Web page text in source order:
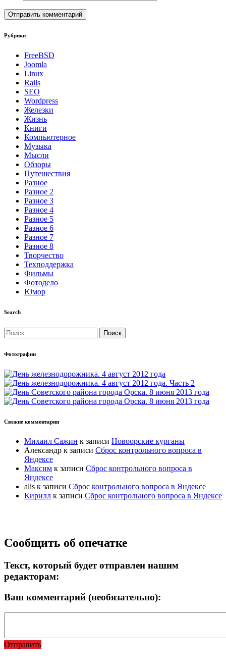
Рубрики
FreeBSD
Joomla
Linux
Rails
SEO
Wordpress
Железки
Жизнь
Книги
Компьютерное
Музыка
Мысли
Обзоры
Путешествия
Разное
Разное 2
Разное 3
Разное 4
Разное 5
Разное 6
Разное 7
Разное 8
Творчество
Техподдержка
Фильмы
Фотодело
Юмор
Search
Найти:
Фотографии
Свежие комментарии
Михаил Сажин к записи Новоорские курганы
Александр к записи Сброс контрольного вопроса в
Яндексе
Максим к записи Сброс контрольного вопроса в
Яндексе
alis к записи Сброс контрольного вопроса в Яндексе
Кирилл к записи Сброс контрольного вопроса в Яндексе
Прокрутка
вверх
Сообщить об опечатке
Текст, который будет отправлен нашим
редакторам:
Ваш комментарий (необязательно):
Отправить